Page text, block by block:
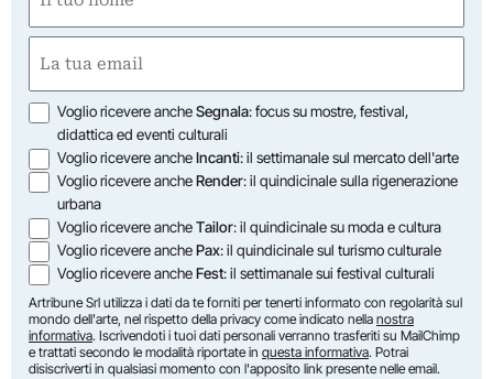
(Required)
(Required)
Opzioni
Voglio ricevere ancheSegnala: focus su mostre, festival,
didattica ed eventi culturali
Voglio ricevere ancheIncanti: il settimanale sul mercato dell'arte
Voglio ricevere ancheRender: il quindicinale sulla rigenerazione
urbana
Voglio ricevere ancheTailor: il quindicinale su moda e cultura
Voglio ricevere anchePax: il quindicinale sul turismo culturale
Voglio ricevere ancheFest: il settimanale sui festival culturali
Artribune Srl utilizza i dati da te forniti per tenerti informato con regolarità sul
mondo dell'arte, nel rispetto della privacy come indicato nella nostra
informativa. Iscrivendoti i tuoi dati personali verranno trasferiti su MailChimp
e trattati secondo le modalità riportate in questa informativa. Potrai
disiscriverti in qualsiasi momento con l'apposito link presente nelle email.